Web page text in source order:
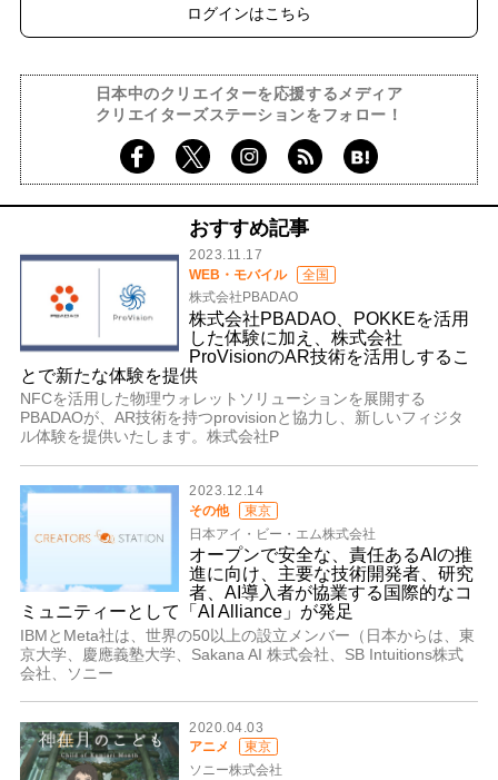
ログインはこちら
日本中のクリエイターを応援するメディア
クリエイターズステーションをフォロー！
おすすめ記事
2023.11.17
WEB・モバイル
全国
株式会社PBADAO
株式会社PBADAO、POKKEを活用
した体験に加え、株式会社
ProVisionのAR技術を活用しするこ
とで新たな体験を提供
NFCを活用した物理ウォレットソリューションを展開する
PBADAOが、AR技術を持つprovisionと協力し、新しいフィジタ
ル体験を提供いたします。株式会社P
2023.12.14
その他
東京
日本アイ・ビー・エム株式会社
オープンで安全な、責任あるAIの推
進に向け、主要な技術開発者、研究
者、AI導入者が協業する国際的なコ
ミュニティーとして「AI Alliance」が発足
IBMとMeta社は、世界の50以上の設立メンバー（日本からは、東
京大学、慶應義塾大学、Sakana AI 株式会社、SB Intuitions株式
会社、ソニー
2020.04.03
アニメ
東京
ソニー株式会社